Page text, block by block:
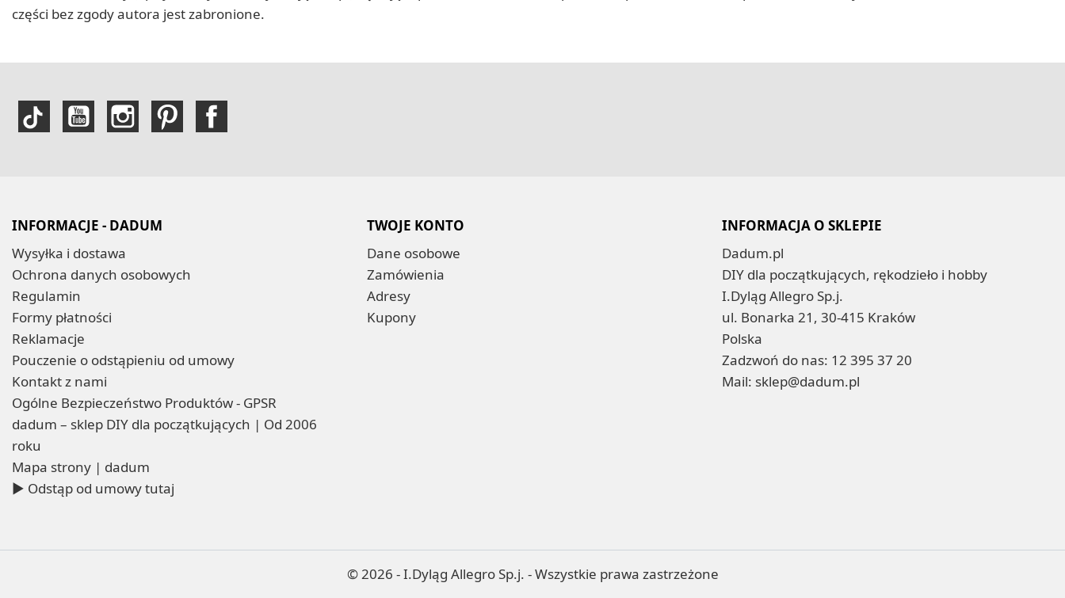
części bez zgody autora jest zabronione.
INFORMACJE - DADUM
Wysyłka i dostawa
Ochrona danych osobowych
Regulamin
Formy płatności
Reklamacje
Pouczenie o odstąpieniu od umowy
Kontakt z nami
Ogólne Bezpieczeństwo Produktów - GPSR
dadum – sklep DIY dla początkujących | Od 2006
roku
Mapa strony | dadum
▶ Odstąp od umowy tutaj
TWOJE KONTO
Dane osobowe
Zamówienia
Adresy
Kupony
INFORMACJA O SKLEPIE
Dadum.pl
DIY dla początkujących, rękodzieło i hobby
I.Dyląg Allegro Sp.j.
ul. Bonarka 21, 30-415 Kraków
Polska
Zadzwoń do nas: 12 395 37 20
Mail: sklep@dadum.pl
© 2026 - I.Dyląg Allegro Sp.j. - Wszystkie prawa zastrzeżone